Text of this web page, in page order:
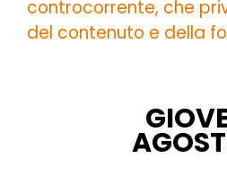
controcorrente, che
del contenuto e della